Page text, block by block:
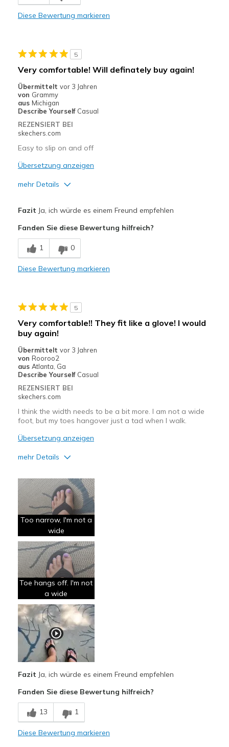
Geeignete Verwendung
Casual Wear
Sizing
View On Shoes
I'm Into Shoes
Diese Bewertung markieren
5
Very comfortable! Will definately buy again!
Übermittelt vor 3 Jahren
von Grammy
aus Michigan
Describe Yourself Casual
REZENSIERT BEI
skechers.com
Easy to slip on and off
Übersetzung anzeigen
mehr Details
Breathe Well
Comfortable
Geeignete Verwendung
Casual Wear
Travel
Width
Feels true to width
Sizing
View On Shoes
Fazit Ja, ich würde es einem Freund empfehlen
Fanden Sie diese Bewertung hilfreich?
1 0
Diese Bewertung markieren
5
Very comfortable!! They fit like a glove! I would
buy again!
Übermittelt vor 3 Jahren
von Rooroo2
aus Atlanta, Ga
Describe Yourself Casual
REZENSIERT BEI
skechers.com
I think the width needs to be a bit more. I am not a wide
foot, but my toes hangover just a tad when I walk.
Übersetzung anzeigen
mehr Details
Comfortable
Geeignete Verwendung
Casual Wear
Width
Feels too narrow
Sizing
Feels true to size
View On Shoes
Shoes are for Wearing
Too narrow, I'm not a
wide
Toe hangs off. I'm not
a wide
Fazit Ja, ich würde es einem Freund empfehlen
Fanden Sie diese Bewertung hilfreich?
13 1
Diese Bewertung markieren